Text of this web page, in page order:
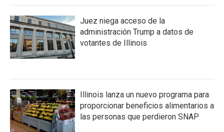
Juez niega acceso de la
administración Trump a datos de
votantes de Illinois
Illinois lanza un nuevo programa para
proporcionar beneficios alimentarios a
las personas que perdieron SNAP